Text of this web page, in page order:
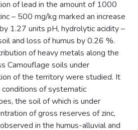
of lead in the amount of 1000
– 500 mg/kg marked an increase
1.27 units pH, hydrolytic acidity –
and loss of humus by 0.26 %.
of heavy metals along the
Camouflage soils under
of the territory were studied. It
of systematic
the soil of which is under
of gross reserves of zinc,
in the humus-alluvial and